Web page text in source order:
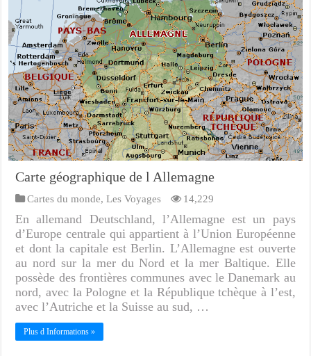
Carte géographique de l Allemagne
Cartes du monde,Les Voyages 14,229
En allemand Deutschland, l’Allemagne est un pays
d’Europe centrale qui appartient à l’Union Européenne
et dont la capitale est Berlin. L’Allemagne est ouverte
au nord sur la mer du Nord et la mer Baltique. Elle
possède des frontières communes avec le Danemark au
nord, avec la Pologne et la République tchèque à l’est,
avec l’Autriche et la Suisse au sud, …
Plus d Informations »